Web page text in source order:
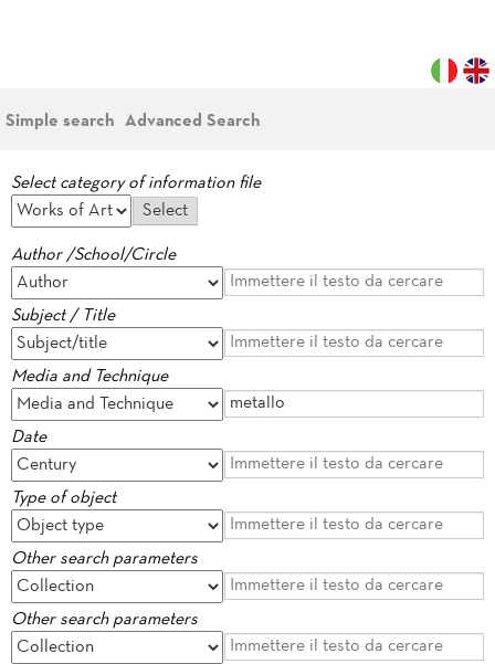
Simple search Advanced Search
Select category of information file
Author /School/Circle
Subject / Title
Media and Technique
Date
Type of object
Other search parameters
Other search parameters